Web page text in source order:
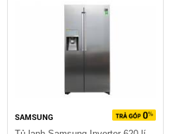
SAMSUNG